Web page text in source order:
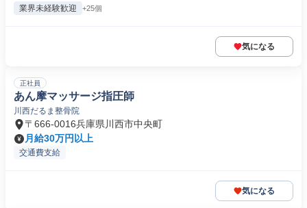
業界未経験歓迎 +25個
気になる
正社員
あん摩マッサージ指圧師
川西だるま整骨院
〒666-0016兵庫県川西市中央町
月給30万円以上
交通費支給
気になる